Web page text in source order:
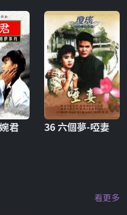
君 36 六個夢-啞妻
看更多